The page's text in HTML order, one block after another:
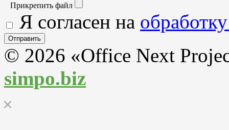
Прикрепить файл
Я согласен на
© 2026 «Office Next
simpo.biz